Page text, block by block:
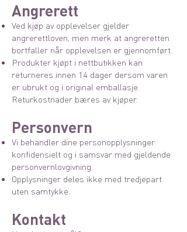
Angrerett
Ved kjøp av opplevelser gjelder
angrerettloven, men merk at angreretten
bortfaller når opplevelsen er gjennomført.
Produkter kjøpt i nettbutikken kan
returneres innen 14 dager dersom varen
er ubrukt og i original emballasje.
Returkostnader bæres av kjøper.
Personvern
Vi behandler dine personopplysninger
konfidensielt og i samsvar med gjeldende
personvernlovgivning.
Opplysninger deles ikke med tredjepart
uten samtykke.
Kontakt